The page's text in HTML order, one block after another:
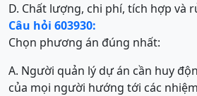
D. Chất lượng, chi phí, tích hợp và
Câu hỏi 603930:
Chọn phương án đúng nhất:
A. Người quản lý dự án cần huy
của mọi người hướng tới các